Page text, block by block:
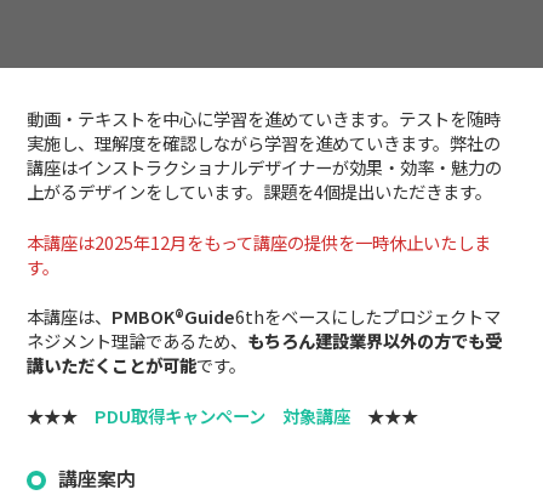
動画・テキストを中心に学習を進めていきます。テストを随時
実施し、理解度を確認しながら学習を進めていきます。弊社の
講座はインストラクショナルデザイナーが効果・効率・魅力の
上がるデザインをしています。課題を4個提出いただきます。
本講座は2025年12月をもって講座の提供を一時休止いたしま
す。
本講座は、 PMBOK®Guide6thをベースにしたプロジェクトマ
ネジメント理論であるため、 もちろん建設業界以外の方でも受
講いただくことが可能です。
★★★ PDU取得キャンペーン 対象講座 ★★★
講座案内